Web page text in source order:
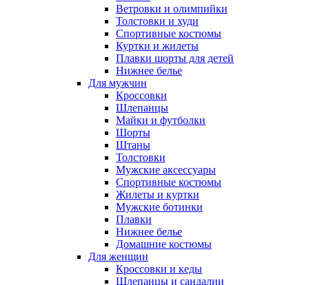
Ветровки и олимпийки
Толстовки и худи
Спортивные костюмы
Куртки и жилеты
Плавки шорты для детей
Нижнее белье
Для мужчин
Кроссовки
Шлепанцы
Майки и футболки
Шорты
Штаны
Толстовки
Мужские аксессуары
Спортивные костюмы
Жилеты и куртки
Мужские ботинки
Плавки
Нижнее белье
Домашние костюмы
Для женщин
Кроссовки и кеды
Шлепанцы и сандалии